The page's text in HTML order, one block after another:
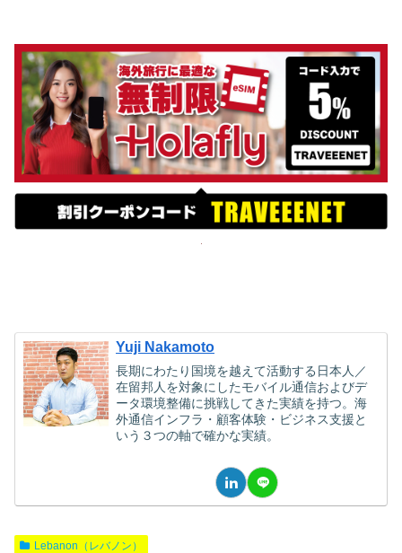
Yuji Nakamoto
長期にわたり国境を越えて活動する日本人／
在留邦人を対象にしたモバイル通信およびデ
ータ環境整備に挑戦してきた実績を持つ。海
外通信インフラ・顧客体験・ビジネス支援と
いう３つの軸で確かな実績。
Lebanon（レバノン）